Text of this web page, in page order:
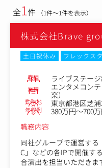
全1件 （1件～1件を表示）
株式会社Brave
土日祝休み フレックス
職種 ライブステージ
業種
エンタメコン
楽）
勤務地 東京都港区芝
年収例
380万円～700
職務内容
同社グループで運営する
C」などの各IPで開催す
合演出を担当いただきま